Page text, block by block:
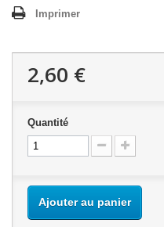
Imprimer
2,60 €
Quantité
Ajouter au panier